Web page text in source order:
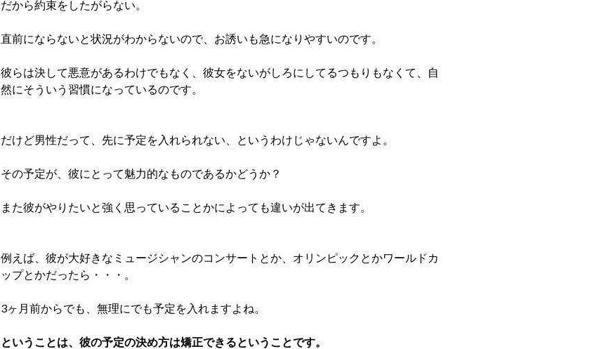
だから約束をしたがらない。
直前にならないと状況がわからないので、お誘いも急になりやすいのです。
彼らは決して悪意があるわけでもなく、彼女をないがしろにしてるつもりもなくて、自
然にそういう習慣になっているのです。
だけど男性だって、先に予定を入れられない、というわけじゃないんですよ。
その予定が、彼にとって魅力的なものであるかどうか？
また彼がやりたいと強く思っていることかによっても違いが出てきます。
例えば、彼が大好きなミュージシャンのコンサートとか、オリンピックとかワールドカ
ップとかだったら・・・。
3ヶ月前からでも、無理にでも予定を入れますよね。
ということは、彼の予定の決め方は矯正できるということです。